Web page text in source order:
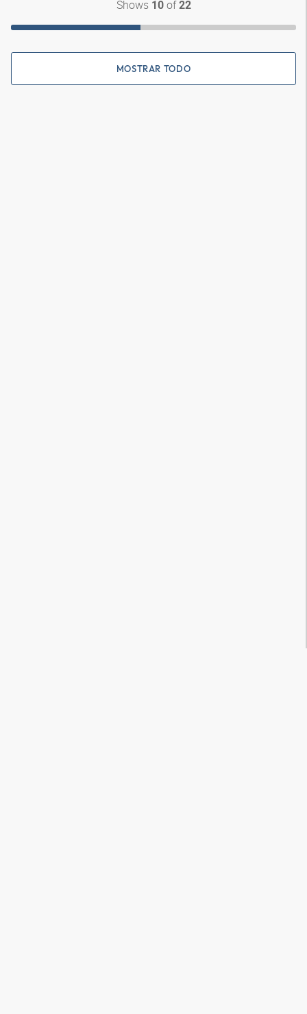
Shows 10of22
MOSTRAR TODO